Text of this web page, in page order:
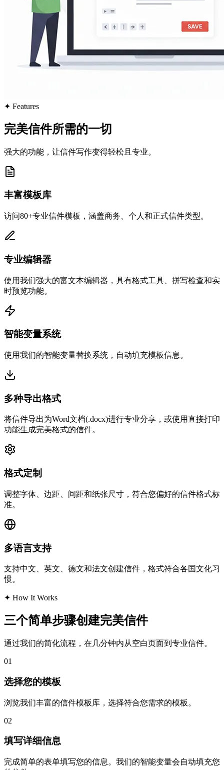
✦ Features
完美信件所需的一切
强大的功能，让信件写作变得轻松且专业。
丰富模板库
访问80+专业信件模板，涵盖商务、个人和正式信件类型。
专业编辑器
使用我们强大的富文本编辑器，具有格式工具、拼写检查和实
时预览功能。
智能变量系统
使用我们的智能变量替换系统，自动填充模板信息。
多种导出格式
将信件导出为Word文档(.docx)进行专业分享，或使用直接打印
功能生成完美格式的信件。
格式定制
调整字体、边距、间距和纸张尺寸，符合您偏好的信件格式标
准。
多语言支持
支持中文、英文、德文和法文创建信件，格式符合各国文化习
惯。
✦ How It Works
三个简单步骤创建完美信件
通过我们的简化流程，在几分钟内从空白页面到专业信件。
01
选择您的模板
浏览我们丰富的信件模板库，选择符合您需求的模板。
02
填写详细信息
完成简单的表单填写您的信息。我们的智能变量会自动填充您